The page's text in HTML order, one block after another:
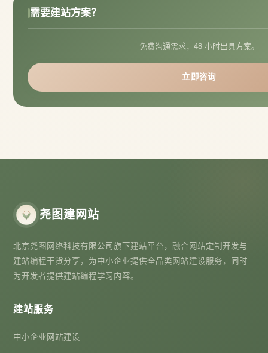
需要建站方案？
免费沟通需求，48 小时出具方案。
立即咨询
尧图建网站
北京尧图网络科技有限公司旗下建站平台，融合网站定制开发与
建站编程干货分享，为中小企业提供全品类网站建设服务，同时
为开发者提供建站编程学习内容。
建站服务
中小企业网站建设